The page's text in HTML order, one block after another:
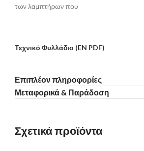
των λαμπτήρων που
Τεχνικό Φυλλάδιο (EN PDF)
Επιπλέον πληροφορίες
Μεταφορικά & Παράδοση
Σχετικά προϊόντα